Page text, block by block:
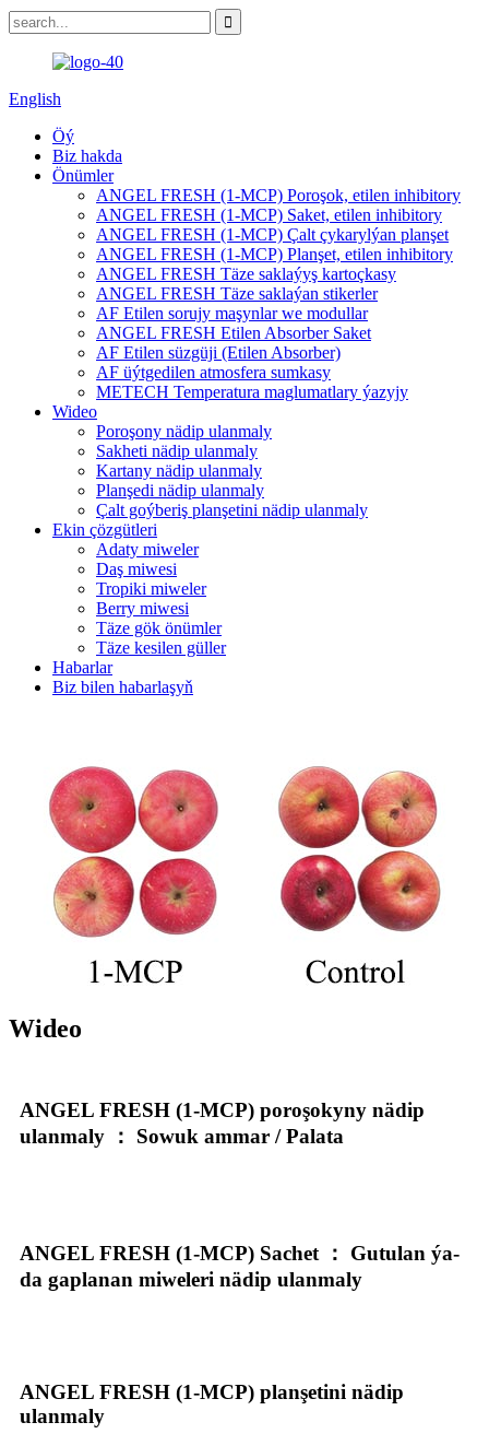
English
Öý
Biz hakda
Önümler
ANGEL FRESH (1-MCP) Poroşok, etilen inhibitory
ANGEL FRESH (1-MCP) Saket, etilen inhibitory
ANGEL FRESH (1-MCP) Çalt çykarylýan planşet
ANGEL FRESH (1-MCP) Planşet, etilen inhibitory
ANGEL FRESH Täze saklaýyş kartoçkasy
ANGEL FRESH Täze saklaýan stikerler
AF Etilen sorujy maşynlar we modullar
ANGEL FRESH Etilen Absorber Saket
AF Etilen süzgüji (Etilen Absorber)
AF üýtgedilen atmosfera sumkasy
METECH Temperatura maglumatlary ýazyjy
Wideo
Poroşony nädip ulanmaly
Sakheti nädip ulanmaly
Kartany nädip ulanmaly
Planşedi nädip ulanmaly
Çalt goýberiş planşetini nädip ulanmaly
Ekin çözgütleri
Adaty miweler
Daş miwesi
Tropiki miweler
Berry miwesi
Täze gök önümler
Täze kesilen güller
Habarlar
Biz bilen habarlaşyň
Wideo
ANGEL FRESH (1-MCP) poroşokyny nädip
ulanmaly ： Sowuk ammar / Palata
ANGEL FRESH (1-MCP) Sachet ： Gutulan ýa-
da gaplanan miweleri nädip ulanmaly
ANGEL FRESH (1-MCP) planşetini nädip
ulanmaly